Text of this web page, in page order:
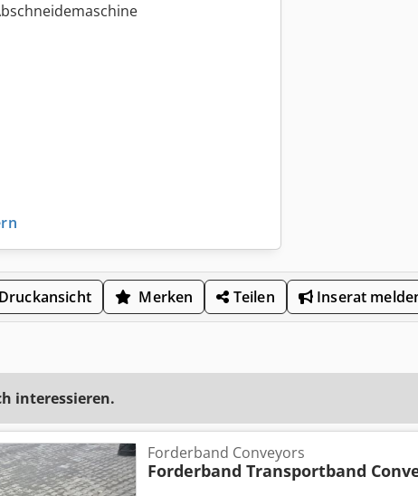
Merken Teilen Inserat
interessieren.
Forderband Conveyors
Forderband Transportband